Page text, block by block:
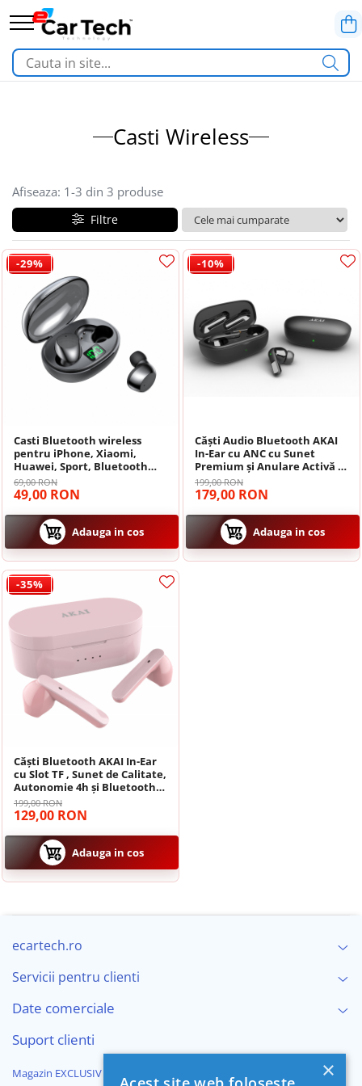
Toate Produsele
Navigatii Volkswagen
Navigatii Skoda
Navigatii Seat
Navigatii Ford
Navigatii Opel
Navigatii Toyota
Navigatii Dacia
Navigatii Peugeot
Navigatii Audi
Navigatii BMW
Navigatii Mercedes
Navigatii Fiat
Navigatii Nissan
Navigatii Citroen
Navigatii Suzuki
Navigatii Mitsubishi
Navigatii KIA
Navigatii Renault
Navigatii Smart
Navigatii Chevrolet
Casti Wireless
Afiseaza: 1-3 din 3 produse
Filtre
-29%
Casti Bluetooth wireless
pentru iPhone, Xiaomi,
Huawei, Sport, Bluetooth
5.3, TWS, Stereo, Display
digital
69,00 RON
49,00 RON
Adauga in cos
-10%
Căști Audio Bluetooth AKAI
In-Ear cu ANC cu Sunet
Premium și Anulare Activă a
Zgomotului
199,00 RON
179,00 RON
Adauga in cos
-35%
Căști Bluetooth AKAI In-Ear
cu Slot TF , Sunet de Calitate,
Autonomie 4h și Bluetooth
5.0
199,00 RON
129,00 RON
Adauga in cos
ecartech.ro
Servicii pentru clienti
Date comerciale
Suport clienti
Magazin EXCLUSIV ONLINE-Program L-V 10:00-15:00 ×